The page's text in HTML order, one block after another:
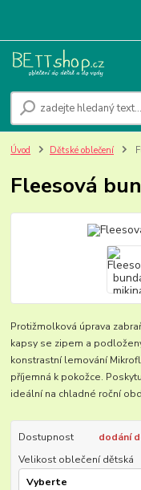
Úvod Dětské oblečení
Fleesová
Protižmolková úprava
kapsy se zipem a
konstrastní lemování
příjemná k pokožce.
ideální na chladné roční
Dostupnost
dodání
Velikost oblečení dětská